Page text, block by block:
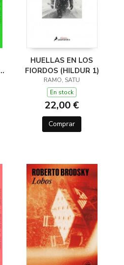
HUELLAS EN LOS
FIORDOS (HILDUR 1)
RAMO, SATU
En stock
22,00 €
Comprar